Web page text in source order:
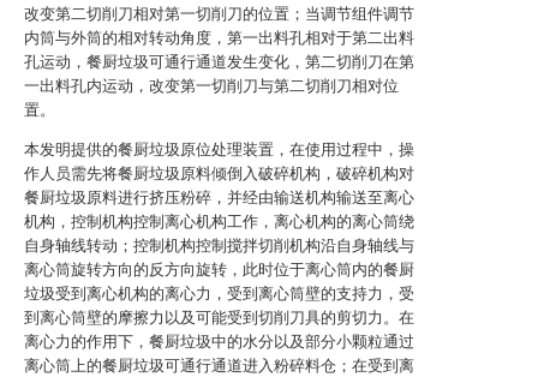
改变第二切削刀相对第一切削刀的位置；当调节组件调节
内筒与外筒的相对转动角度，第一出料孔相对于第二出料
孔运动，餐厨垃圾可通行通道发生变化，第二切削刀在第
一出料孔内运动，改变第一切削刀与第二切削刀相对位
置。
本发明提供的餐厨垃圾原位处理装置，在使用过程中，操
作人员需先将餐厨垃圾原料倾倒入破碎机构，破碎机构对
餐厨垃圾原料进行挤压粉碎，并经由输送机构输送至离心
机构，控制机构控制离心机构工作，离心机构的离心筒绕
自身轴线转动；控制机构控制搅拌切削机构沿自身轴线与
离心筒旋转方向的反方向旋转，此时位于离心筒内的餐厨
垃圾受到离心机构的离心力，受到离心筒壁的支持力，受
到离心筒壁的摩擦力以及可能受到切削刀具的剪切力。在
离心力的作用下，餐厨垃圾中的水分以及部分小颗粒通过
离心筒上的餐厨垃圾可通行通道进入粉碎料仓；在受到离